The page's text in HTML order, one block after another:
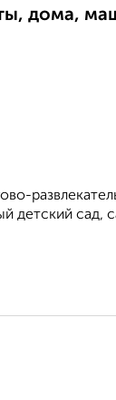
дома,
детский сад,